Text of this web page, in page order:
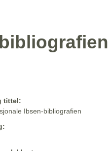
tittel:
Ibsen-bibliografien